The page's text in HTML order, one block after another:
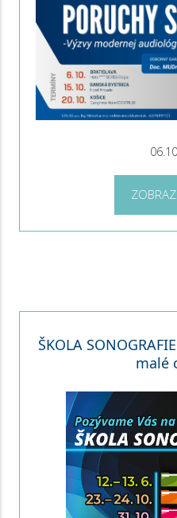
ŠKOLA
malé